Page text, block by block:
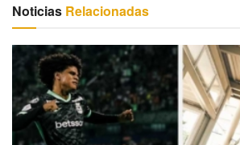
Noticias Relacionadas